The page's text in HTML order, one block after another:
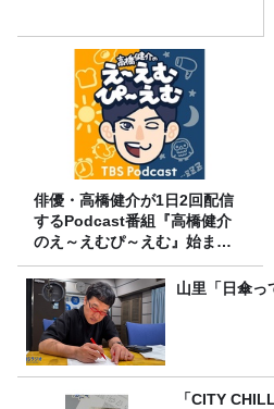
俳優・高橋健介が1日2回配信
するPodcast番組『高橋健介
のえ～えむぴ～えむ』始まり
ます
山里「日傘っ
「CITY